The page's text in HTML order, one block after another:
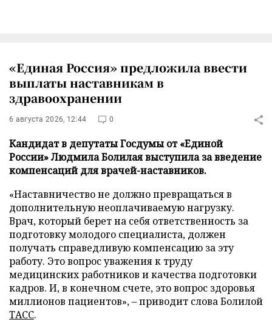
«Единая Россия» предложила ввести
выплаты наставникам в
здравоохранении
6 августа 2026, 12:44 0
Кандидат в депутаты Госдумы от «Единой
России» Людмила Болилая выступила за введение
компенсаций для врачей-наставников.
«Наставничество не должно превращаться в
дополнительную неоплачиваемую нагрузку.
Врач, который берет на себя ответственность за
подготовку молодого специалиста, должен
получать справедливую компенсацию за эту
работу. Это вопрос уважения к труду
медицинских работников и качества подготовки
кадров. И, в конечном счете, это вопрос здоровья
миллионов пациентов», – приводит слова Болилой
ТАСС.